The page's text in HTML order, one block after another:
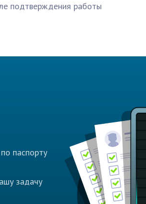
подтверждения работы
паспорту
задачу